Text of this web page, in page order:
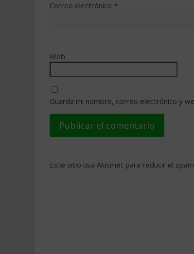
Correo electrónico *
Web
Guarda mi nombre, correo electrónico y
Este sitio usa Akismet para reducir el